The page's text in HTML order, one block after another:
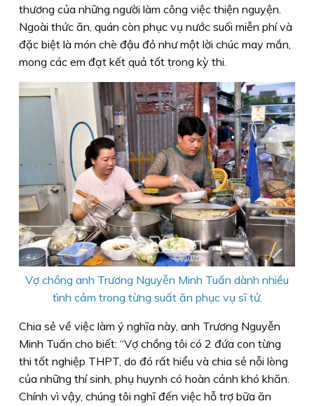
thương của những người làm công việc thiện nguyện.
Ngoài thức ăn, quán còn phục vụ nước suối miễn phí và
đặc biệt là món chè đậu đỏ như một lời chúc may mắn,
mong các em đạt kết quả tốt trong kỳ thi.
Vợ chồng anh Trương Nguyễn Minh Tuấn dành nhiều
tình cảm trong từng suất ăn phục vụ sĩ tử.
Chia sẻ về việc làm ý nghĩa này, anh Trương Nguyễn
Minh Tuấn cho biết: “Vợ chồng tôi có 2 đứa con từng
thi tốt nghiệp THPT, do đó rất hiểu và chia sẻ nỗi lòng
của những thí sinh, phụ huynh có hoàn cảnh khó khăn.
Chính vì vậy, chúng tôi nghĩ đến việc hỗ trợ bữa ăn